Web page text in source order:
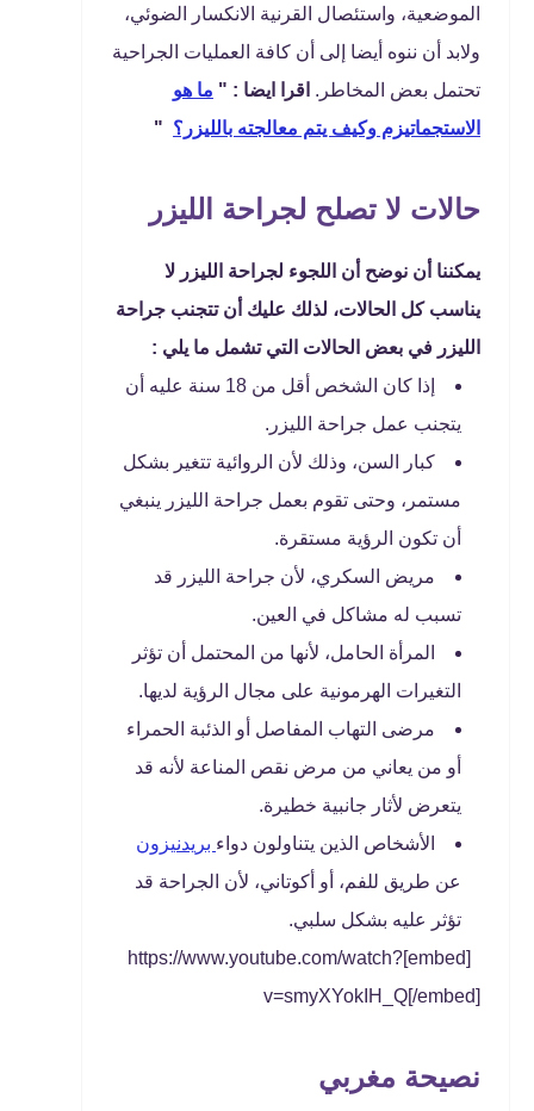
الموضعية، واستئصال القرنية الانكسار الضوئي،
ولابد أن ننوه أيضا إلى أن كافة العمليات الجراحية
تحتمل بعض المخاطر. اقرا ايضا : " ما هو
الاستجماتيزم وكيف يتم معالجته بالليزر؟ "
حالات لا تصلح لجراحة الليزر
يمكننا أن نوضح أن اللجوء لجراحة الليزر لا
يناسب كل الحالات، لذلك عليك أن تتجنب جراحة
الليزر في بعض الحالات التي تشمل ما يلي :
إذا كان الشخص أقل من 18 سنة عليه أن
يتجنب عمل جراحة الليزر.
كبار السن، وذلك لأن الروائية تتغير بشكل
مستمر، وحتى تقوم بعمل جراحة الليزر ينبغي
أن تكون الرؤية مستقرة.
مريض السكري، لأن جراحة الليزر قد
تسبب له مشاكل في العين.
المرأة الحامل، لأنها من المحتمل أن تؤثر
التغيرات الهرمونية على مجال الرؤية لديها.
مرضى التهاب المفاصل أو الذئبة الحمراء
أو من يعاني من مرض نقص المناعة لأنه قد
يتعرض لأثار جانبية خطيرة.
الأشخاص الذين يتناولون دواء بريدنيزون
عن طريق للفم، أو أكوتاني، لأن الجراحة قد
تؤثر عليه بشكل سلبي.
[embed]https://www.youtube.com/watch?
v=smyXYokIH_Q[/embed]
نصيحة مغربي